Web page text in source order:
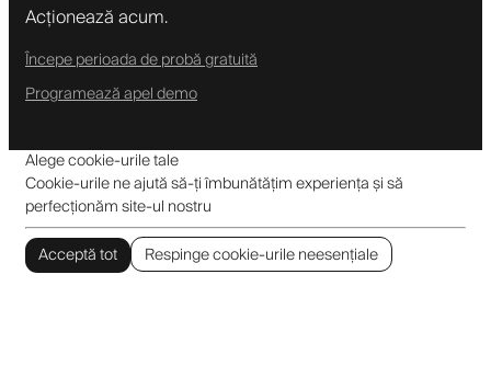
Acționează acum.
Începe perioada de probă gratuită
Programează apel demo
Alege cookie-urile tale
Cookie-urile ne ajută să-ți îmbunătățim experiența și să
perfecționăm site-ul nostru
Acceptă tot
Respinge cookie-urile neesențiale